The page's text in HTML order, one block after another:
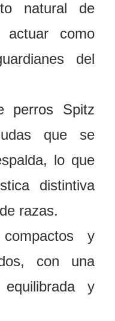
natural de
como
del
perros Spitz
que se
lo que
distintiva
razas.
y
con una
y